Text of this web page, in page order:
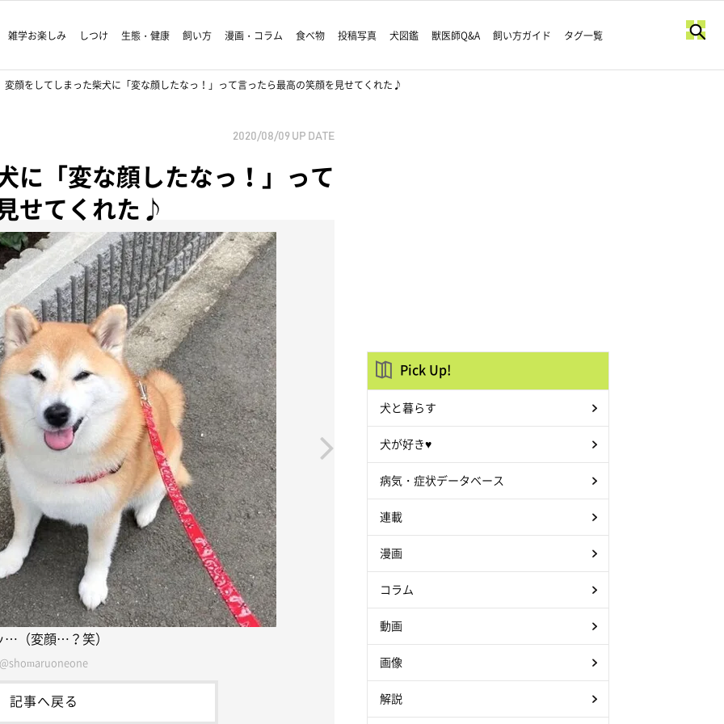
雑学お楽しみ しつけ 生態・健康 飼い方 漫画・コラム 食べ物 投稿写真 犬図鑑 獣医師Q&A 飼い方ガイド タグ一覧
変顔をしてしまった柴犬に「変な顔したなっ！」って言ったら最高の笑顔を見せてくれた♪
2020/08/09 UP DATE
に「変な顔したなっ！」って
せてくれた♪
…（変顔…？笑）
@shomaruoneone
記事へ戻る
Pick Up!
犬と暮らす
犬が好き♥
病気・症状データベース
連載
漫画
コラム
動画
画像
解説